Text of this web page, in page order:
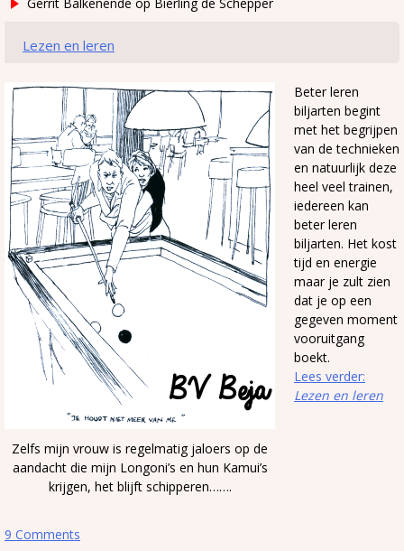
Lezen en leren
Zelfs mijn vrouw is regelmatig jaloers op de
aandacht die mijn Longoni’s en hun Kamui’s
krijgen, het blijft schipperen…….
Beter leren
biljarten begint
met het begrijpen
van de technieken
en natuurlijk deze
heel veel trainen,
iedereen kan
beter leren
biljarten. Het kost
tijd en energie
maar je zult zien
dat je op een
gegeven moment
vooruitgang
boekt.
Lees verder:
Lezen en leren
9 Comments